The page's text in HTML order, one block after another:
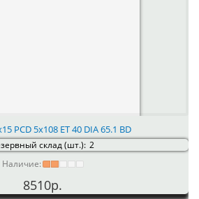
PCD 5x108 ET 40 DIA 65.1 BD
склад (шт.): 2
Наличие:
8510р.